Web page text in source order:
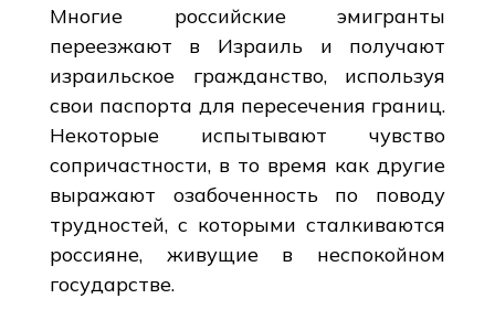
Многие российские эмигранты
переезжают в Израиль и получают
израильское гражданство, используя
свои паспорта для пересечения границ.
Некоторые испытывают чувство
сопричастности, в то время как другие
выражают озабоченность по поводу
трудностей, с которыми сталкиваются
россияне, живущие в неспокойном
государстве.